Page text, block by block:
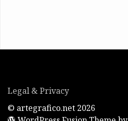
Legal & Privacy
© artegrafico.net 2026